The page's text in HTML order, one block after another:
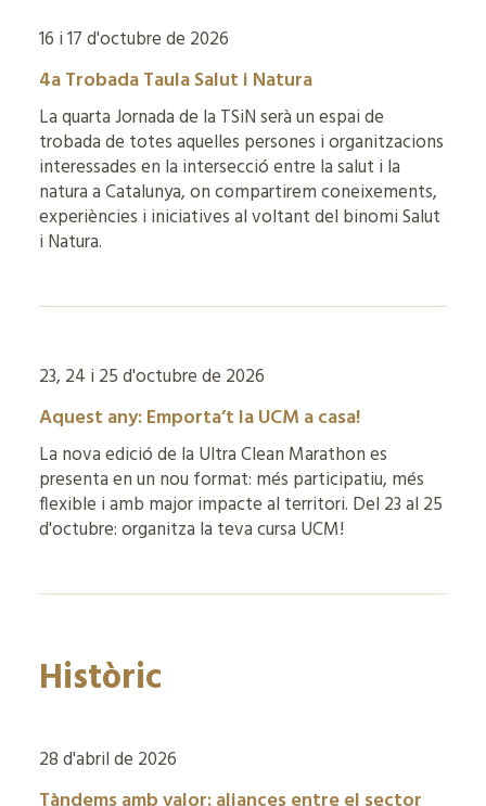
16 i 17 d'octubre de 2026
4a Trobada Taula Salut i Natura
La quarta Jornada de la TSiN serà un espai de
trobada de totes aquelles persones i organitzacions
interessades en la intersecció entre la salut i la
natura a Catalunya, on compartirem coneixements,
experiències i iniciatives al voltant del binomi Salut
i Natura.
23, 24 i 25 d'octubre de 2026
Aquest any: Emporta’t la UCM a casa!
La nova edició de la Ultra Clean Marathon es
presenta en un nou format: més participatiu, més
flexible i amb major impacte al territori. Del 23 al 25
d'octubre: organitza la teva cursa UCM!
Històric
28 d'abril de 2026